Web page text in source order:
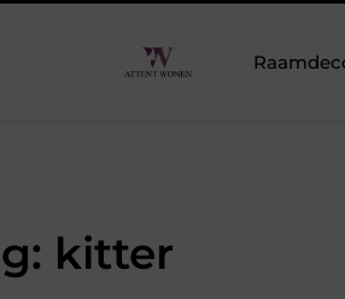
kitter